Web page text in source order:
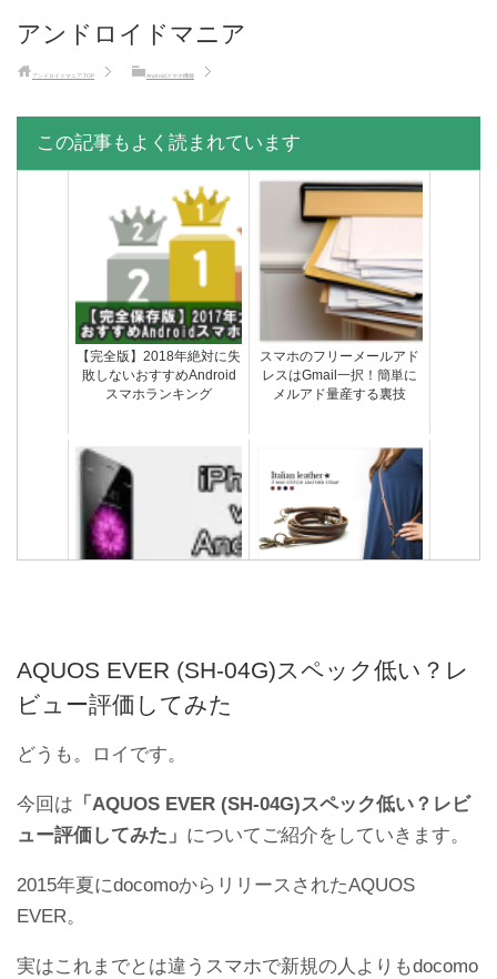
アンドロイドマニア
アンドロイドマニア TOP Androidスマホ機種
この記事もよく読まれています
【完全版】2018年絶対に失
敗しないおすすめAndroid
スマホランキング
スマホのフリーメールアド
レスはGmail一択！簡単に
メルアド量産する裏技
は？
アンドロイドスマホの電池
Android wear製品を全部比
AQUOS EVER (SH-04G)スペック低い？レ
ビュー評価してみた
どうも。ロイです。
今回は 「AQUOS EVER (SH-04G)スペック低い？レビ
ュー評価してみた」 についてご紹介をしていきます。
2015年夏にdocomoからリリースされたAQUOS
EVER。
実はこれまでとは違うスマホで新規の人よりもdocomo